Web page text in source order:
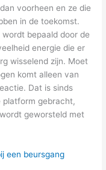
voorheen en ze die
in de toekomst.
bepaald door de
energie die er
wisselend zijn. Moet
komt alleen van
Dat is sinds
platform gebracht,
geworsteld met
een beursgang